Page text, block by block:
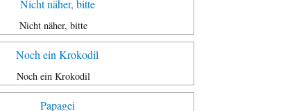
Nicht näher, bitte
Noch ein Krokodil